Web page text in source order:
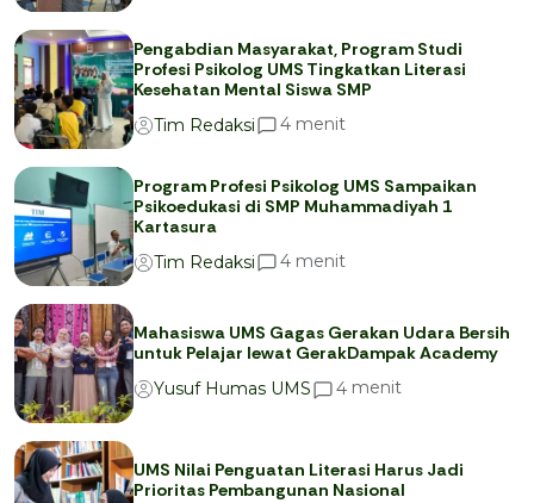
Pengabdian Masyarakat, Program Studi
Profesi Psikolog UMS Tingkatkan Literasi
Kesehatan Mental Siswa SMP
Tim Redaksi
4 menit
Program Profesi Psikolog UMS Sampaikan
Psikoedukasi di SMP Muhammadiyah 1
Kartasura
Tim Redaksi
4 menit
Mahasiswa UMS Gagas Gerakan Udara Bersih
untuk Pelajar lewat GerakDampak Academy
Yusuf Humas UMS
4 menit
UMS Nilai Penguatan Literasi Harus Jadi
Prioritas Pembangunan Nasional